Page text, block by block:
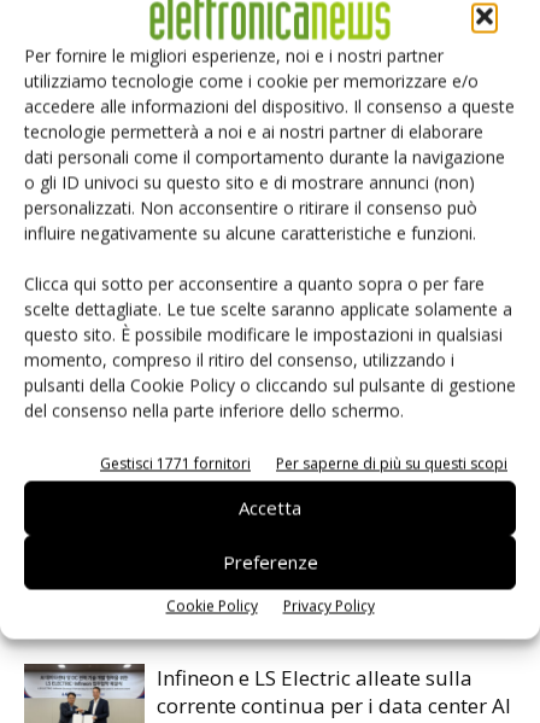
Per fornire le migliori esperienze, noi e i nostri partner
utilizziamo tecnologie come i cookie per memorizzare e/o
accedere alle informazioni del dispositivo. Il consenso a queste
tecnologie permetterà a noi e ai nostri partner di elaborare
dati personali come il comportamento durante la navigazione
o gli ID univoci su questo sito e di mostrare annunci (non)
personalizzati. Non acconsentire o ritirare il consenso può
influire negativamente su alcune caratteristiche e funzioni.
Clicca qui sotto per acconsentire a quanto sopra o per fare
scelte dettagliate. Le tue scelte saranno applicate solamente a
questo sito. È possibile modificare le impostazioni in qualsiasi
momento, compreso il ritiro del consenso, utilizzando i
pulsanti della Cookie Policy o cliccando sul pulsante di gestione
del consenso nella parte inferiore dello schermo.
Gestisci 1771 fornitori Per saperne di più su questi scopi
Accetta
Preferenze
Cookie Policy Privacy Policy
alimentazione di elevata efficienza, precisione e affidabilità
senza bisogno di inaffidabili optoaccoppiatori.
TAG Power Integrations
ARTICOLI CORRELATI ALTRO DALL'AUTORE
accelera
Microchip lancia il midspan PoE
industriale PD-9601GCI da 90W
Infineon e LS Electric alleate sulla
corrente continua per i data center AI